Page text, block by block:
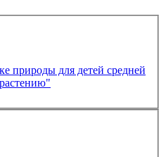
природы для детей средней